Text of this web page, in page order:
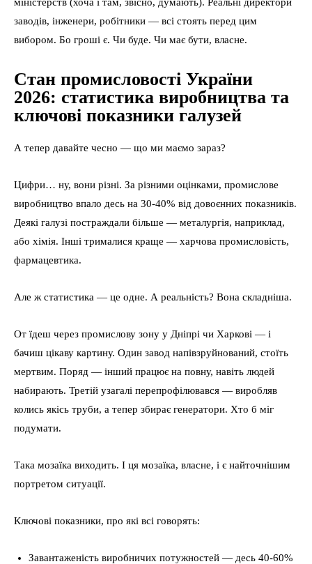
заводів, інженери, робітники — всі стоять перед цим
вибором. Бо гроші є. Чи буде. Чи має бути, власне.
Стан промисловості України
2026: статистика виробництва та
ключові показники галузей
А тепер давайте чесно — що ми маємо зараз?
Цифри… ну, вони різні. За різними оцінками, промислове
виробництво впало десь на 30-40% від довоєнних показників.
Деякі галузі постраждали більше — металургія, наприклад,
або хімія. Інші трималися краще — харчова промисловість,
фармацевтика.
Але ж статистика — це одне. А реальність? Вона складніша.
От їдеш через промислову зону у Дніпрі чи Харкові — і
бачиш цікаву картину. Один завод напівзруйнований, стоїть
мертвим. Поряд — інший працює на повну, навіть людей
набирають. Третій узагалі перепрофілювався — виробляв
колись якісь труби, а тепер збирає генератори. Хто б міг
подумати.
Така мозаїка виходить. І ця мозаїка, власне, і є найточнішим
портретом ситуації.
Ключові показники, про які всі говорять:
Завантаженість виробничих потужностей — десь 40-60%